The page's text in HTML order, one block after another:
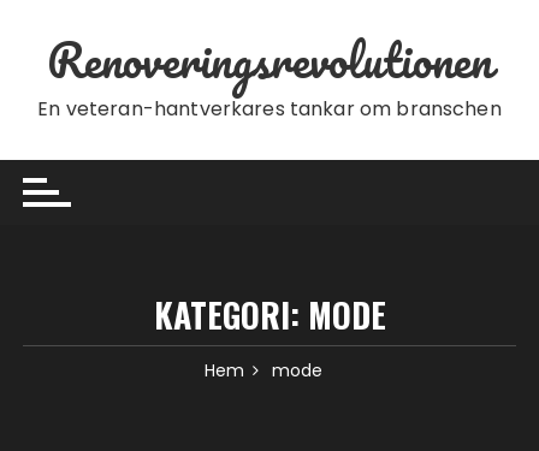
Renoveringsrevolutionen
En veteran-hantverkares tankar om branschen
KATEGORI: MODE
Hem mode